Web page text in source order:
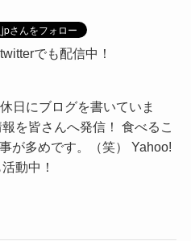
でも配信中！
日にブログを書いていま
を皆さんへ発信！ 食べるこ
が多めです。（笑） Yahoo!
動中！